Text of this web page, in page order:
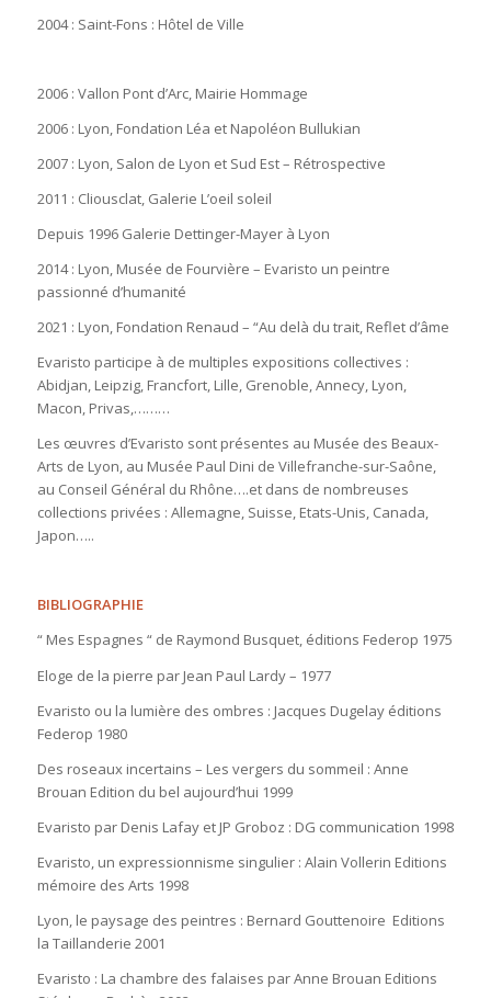
2004 : Saint-Fons : Hôtel de Ville
2006 : Vallon Pont d’Arc, Mairie Hommage
2006 : Lyon, Fondation Léa et Napoléon Bullukian
2007 : Lyon, Salon de Lyon et Sud Est – Rétrospective
2011 : Cliousclat, Galerie L’oeil soleil
Depuis 1996 Galerie Dettinger-Mayer à Lyon
2014 : Lyon, Musée de Fourvière – Evaristo un peintre
passionné d’humanité
2021 : Lyon, Fondation Renaud – “Au delà du trait, Reflet d’âme
Evaristo participe à de multiples expositions collectives :
Abidjan, Leipzig, Francfort, Lille, Grenoble, Annecy, Lyon,
Macon, Privas,………
Les œuvres d’Evaristo sont présentes au Musée des Beaux-
Arts de Lyon, au Musée Paul Dini de Villefranche-sur-Saône,
au Conseil Général du Rhône….et dans de nombreuses
collections privées : Allemagne, Suisse, Etats-Unis, Canada,
Japon…..
BIBLIOGRAPHIE
“ Mes Espagnes “ de Raymond Busquet, éditions Federop 1975
Eloge de la pierre par Jean Paul Lardy – 1977
Evaristo ou la lumière des ombres : Jacques Dugelay éditions
Federop 1980
Des roseaux incertains – Les vergers du sommeil : Anne
Brouan Edition du bel aujourd’hui 1999
Evaristo par Denis Lafay et JP Groboz : DG communication 1998
Evaristo, un expressionnisme singulier : Alain Vollerin Editions
mémoire des Arts 1998
Lyon, le paysage des peintres : Bernard Gouttenoire Editions
la Taillanderie 2001
Evaristo : La chambre des falaises par Anne Brouan Editions